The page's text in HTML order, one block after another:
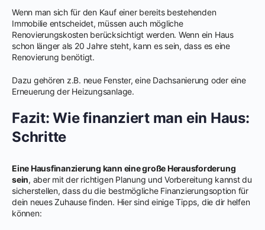
Wenn man sich für den Kauf einer bereits bestehenden
Immobilie entscheidet, müssen auch mögliche
Renovierungskosten berücksichtigt werden. Wenn ein Haus
schon länger als 20 Jahre steht, kann es sein, dass es eine
Renovierung benötigt.
Dazu gehören z.B. neue Fenster, eine Dachsanierung oder eine
Erneuerung der Heizungsanlage.
Fazit: Wie finanziert man ein Haus:
Schritte
Eine Hausfinanzierung kann eine große Herausforderung
sein, aber mit der richtigen Planung und Vorbereitung kannst du
sicherstellen, dass du die bestmögliche Finanzierungsoption für
dein neues Zuhause finden. Hier sind einige Tipps, die dir helfen
können: